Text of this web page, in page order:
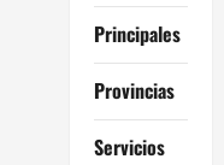
Principales
Provincias
Servicios